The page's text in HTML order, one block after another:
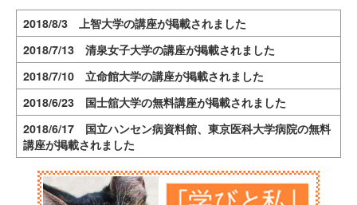
2018/8/3 上智大学の講座が掲載されました
2018/7/13 清泉女子大学の講座が掲載されました
2018/7/10 立命館大学の講座が掲載されました
2018/6/23 国士舘大学の無料講座が掲載されました
2018/6/17 国立ハンセン病資料館、東京医科大学病院の無料
講座が掲載されました